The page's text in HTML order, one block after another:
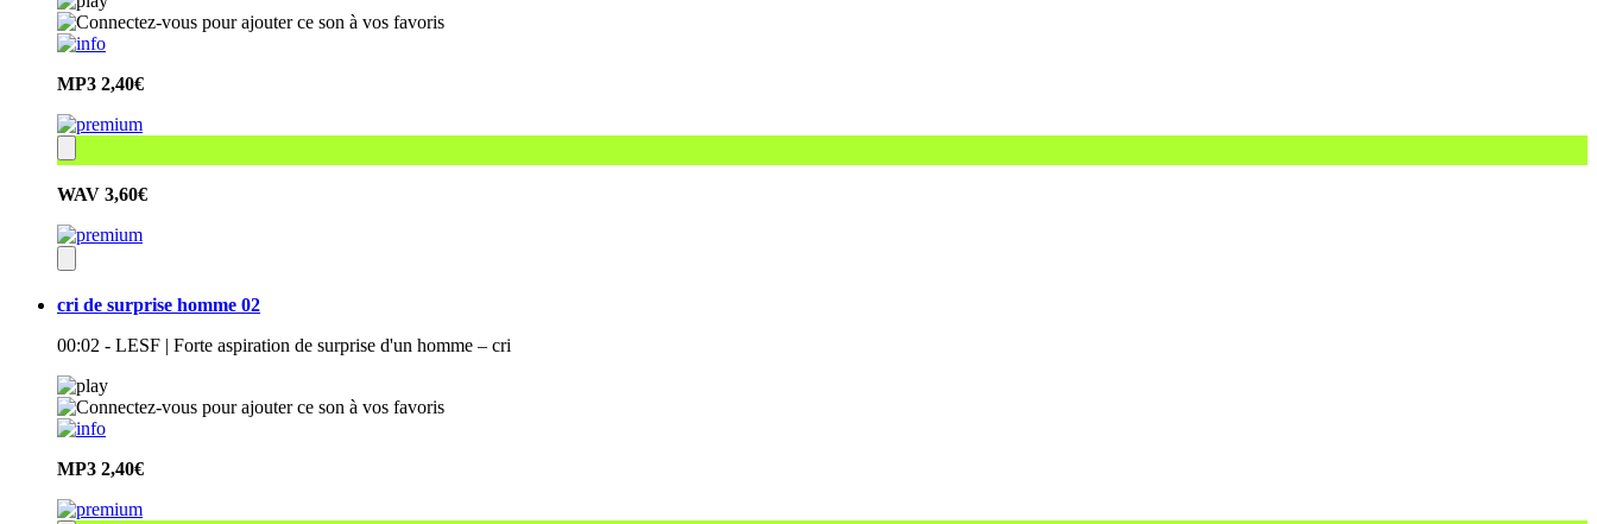
MP3 2,40€
WAV 3,60€
cri de surprise homme 02
00:02 - LESF | Forte aspiration de surprise d'un homme – cri
MP3 2,40€